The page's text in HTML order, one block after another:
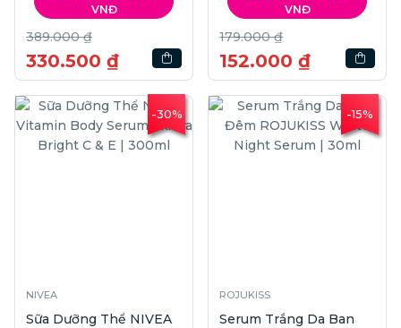
VNĐ
389.000 ₫
330.500 ₫
VNĐ
179.000 ₫
152.000 ₫
-30%
NIVEA
Sữa Dưỡng Thể NIVEA
-15%
ROJUKISS
Serum Trắng Da Ban